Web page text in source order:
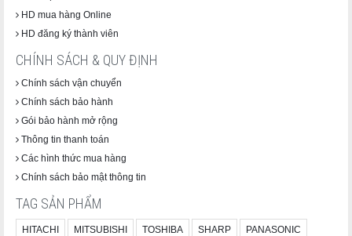
HD mua hàng Online
HD đăng ký thành viên
CHÍNH SÁCH & QUY ĐỊNH
Chính sách vận chuyển
Chính sách bảo hành
Gói bảo hành mở rộng
Thông tin thanh toán
Các hình thức mua hàng
Chính sách bảo mật thông tin
TAG SẢN PHẨM
HITACHI MITSUBISHI TOSHIBA SHARP PANASONIC